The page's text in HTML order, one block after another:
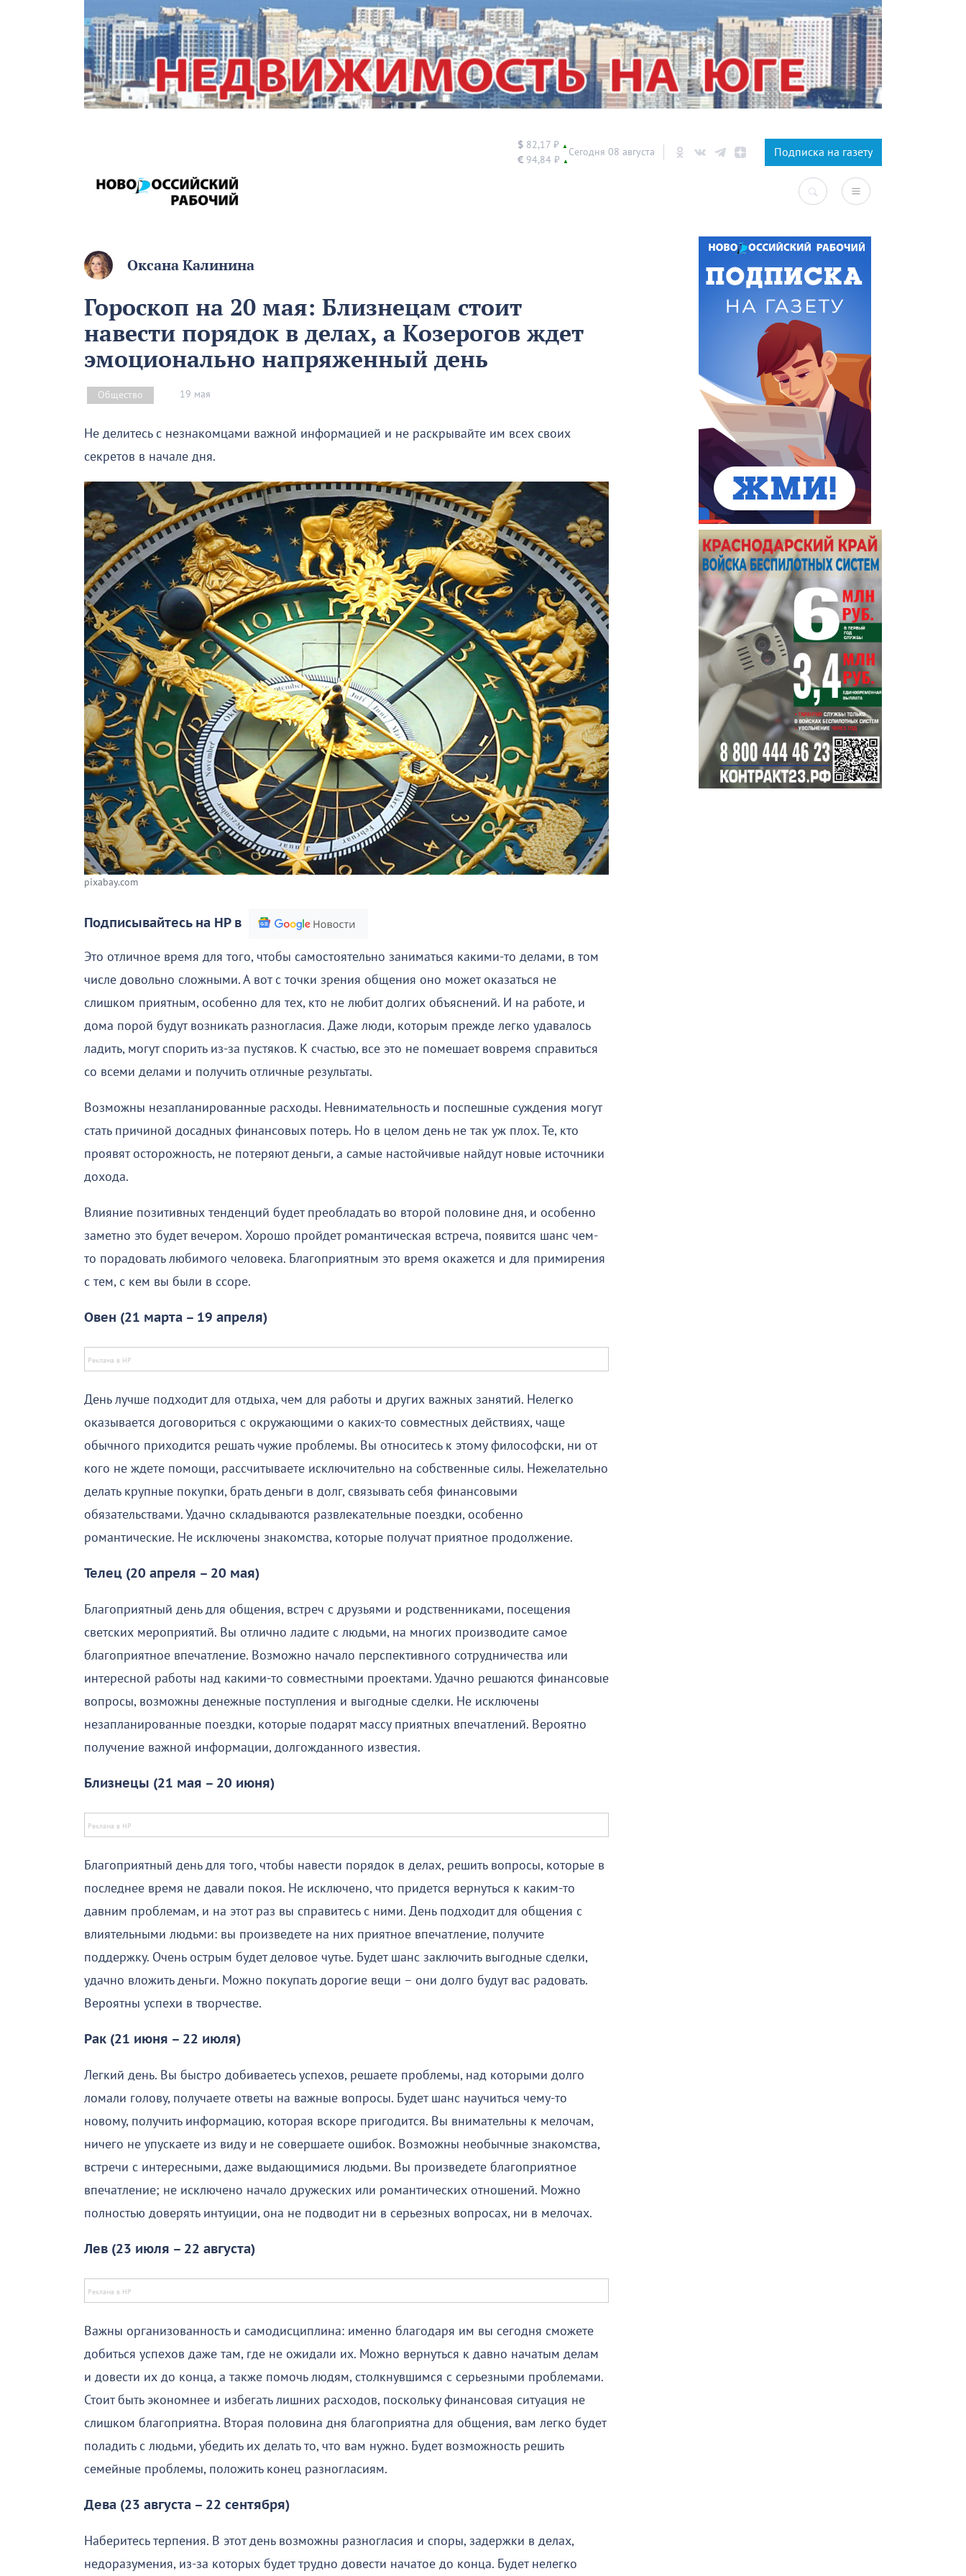
$ 82,17 ₽ ▲
€ 94,84 ₽ ▲
Сегодня 08 августа Подписка на газету
Оксана Калинина
Гороскоп на 20 мая: Близнецам стоит
навести порядок в делах, а Козерогов ждет
эмоционально напряженный день
Общество 19 мая
Не делитесь с незнакомцами важной информацией и не раскрывайте им всех своих
секретов в начале дня.
pixabay.com
Подписывайтесь на НР в
Это отличное время для того, чтобы самостоятельно заниматься какими-то делами, в том
числе довольно сложными. А вот с точки зрения общения оно может оказаться не
слишком приятным, особенно для тех, кто не любит долгих объяснений. И на работе, и
дома порой будут возникать разногласия. Даже люди, которым прежде легко удавалось
ладить, могут спорить из-за пустяков. К счастью, все это не помешает вовремя справиться
со всеми делами и получить отличные результаты.
Возможны незапланированные расходы. Невнимательность и поспешные суждения могут
стать причиной досадных финансовых потерь. Но в целом день не так уж плох. Те, кто
проявят осторожность, не потеряют деньги, а самые настойчивые найдут новые источники
дохода.
Влияние позитивных тенденций будет преобладать во второй половине дня, и особенно
заметно это будет вечером. Хорошо пройдет романтическая встреча, появится шанс чем-
то порадовать любимого человека. Благоприятным это время окажется и для примирения
с тем, с кем вы были в ссоре.
Овен (21 марта – 19 апреля)
День лучше подходит для отдыха, чем для работы и других важных занятий. Нелегко
оказывается договориться с окружающими о каких-то совместных действиях, чаще
обычного приходится решать чужие проблемы. Вы относитесь к этому философски, ни от
кого не ждете помощи, рассчитываете исключительно на собственные силы. Нежелательно
делать крупные покупки, брать деньги в долг, связывать себя финансовыми
обязательствами. Удачно складываются развлекательные поездки, особенно
романтические. Не исключены знакомства, которые получат приятное продолжение.
Телец (20 апреля – 20 мая)
Благоприятный день для общения, встреч с друзьями и родственниками, посещения
светских мероприятий. Вы отлично ладите с людьми, на многих производите самое
благоприятное впечатление. Возможно начало перспективного сотрудничества или
интересной работы над какими-то совместными проектами. Удачно решаются финансовые
вопросы, возможны денежные поступления и выгодные сделки. Не исключены
незапланированные поездки, которые подарят массу приятных впечатлений. Вероятно
получение важной информации, долгожданного известия.
Близнецы (21 мая – 20 июня)
Благоприятный день для того, чтобы навести порядок в делах, решить вопросы, которые в
последнее время не давали покоя. Не исключено, что придется вернуться к каким-то
давним проблемам, и на этот раз вы справитесь с ними. День подходит для общения с
влиятельными людьми: вы произведете на них приятное впечатление, получите
поддержку. Очень острым будет деловое чутье. Будет шанс заключить выгодные сделки,
удачно вложить деньги. Можно покупать дорогие вещи – они долго будут вас радовать.
Вероятны успехи в творчестве.
Рак (21 июня – 22 июля)
Легкий день. Вы быстро добиваетесь успехов, решаете проблемы, над которыми долго
ломали голову, получаете ответы на важные вопросы. Будет шанс научиться чему-то
новому, получить информацию, которая вскоре пригодится. Вы внимательны к мелочам,
ничего не упускаете из виду и не совершаете ошибок. Возможны необычные знакомства,
встречи с интересными, даже выдающимися людьми. Вы произведете благоприятное
впечатление; не исключено начало дружеских или романтических отношений. Можно
полностью доверять интуиции, она не подводит ни в серьезных вопросах, ни в мелочах.
Лев (23 июля – 22 августа)
Важны организованность и самодисциплина: именно благодаря им вы сегодня сможете
добиться успехов даже там, где не ожидали их. Можно вернуться к давно начатым делам
и довести их до конца, а также помочь людям, столкнувшимся с серьезными проблемами.
Стоит быть экономнее и избегать лишних расходов, поскольку финансовая ситуация не
слишком благоприятна. Вторая половина дня благоприятна для общения, вам легко будет
поладить с людьми, убедить их делать то, что вам нужно. Будет возможность решить
семейные проблемы, положить конец разногласиям.
Дева (23 августа – 22 сентября)
Наберитесь терпения. В этот день возможны разногласия и споры, задержки в делах,
недоразумения, из-за которых будет трудно довести начатое до конца. Будет нелегко